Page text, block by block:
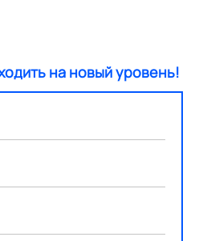
на новый уровень!